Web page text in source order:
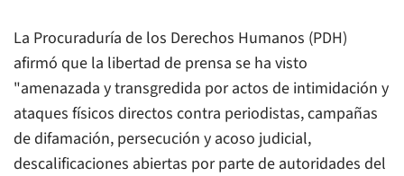
La Procuraduría de los Derechos Humanos (PDH)
afirmó que la libertad de prensa se ha visto
"amenazada y transgredida por actos de intimidación y
ataques físicos directos contra periodistas, campañas
de difamación, persecución y acoso judicial,
descalificaciones abiertas por parte de autoridades del